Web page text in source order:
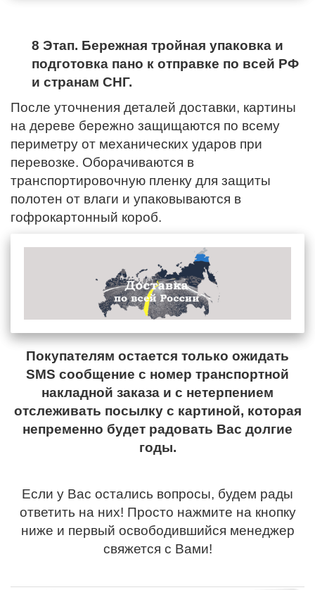
8 Этап. Бережная тройная упаковка и
подготовка пано к отправке по всей РФ
и странам СНГ.
После уточнения деталей доставки, картины
на дереве бережно защищаются по всему
периметру от механических ударов при
перевозке. Оборачиваются в
транспортировочную пленку для защиты
полотен от влаги и упаковываются в
гофрокартонный короб.
Покупателям остается только ожидать
SMS сообщение с номер транспортной
накладной заказа и с нетерпением
отслеживать посылку с картиной, которая
непременно будет радовать Вас долгие
годы.
Если у Вас остались вопросы, будем рады
ответить на них! Просто нажмите на кнопку
ниже и первый освободившийся менеджер
свяжется с Вами!